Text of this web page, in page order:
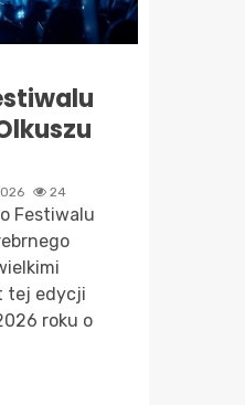
24
Festiwalu
tej edycji
roku o